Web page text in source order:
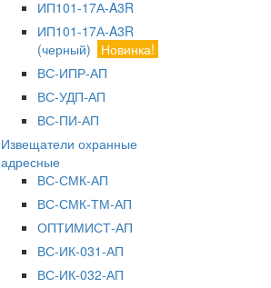
ИП101-17А-A3R
ИП101-17А-A3R
(черный)
Новинка!
ВС-ИПР-АП
ВС-УДП-АП
ВС-ПИ-АП
Извещатели охранные
адресные
ВС-СМК-АП
ВС-СМК-ТМ-АП
ОПТИМИСТ-АП
ВС-ИК-031-АП
ВС-ИК-032-АП